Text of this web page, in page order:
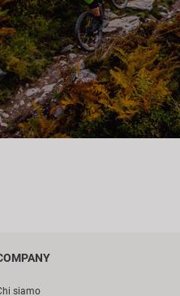
siamo